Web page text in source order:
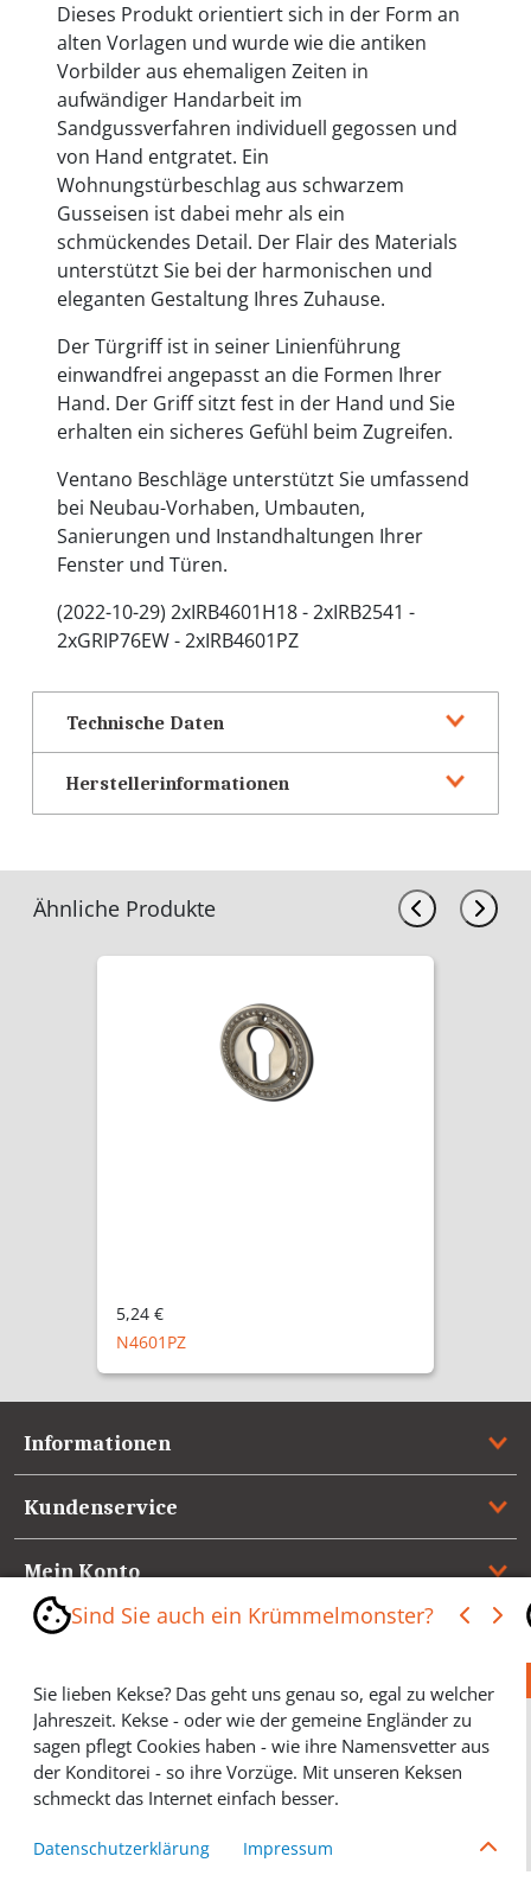
Dieses Produkt orientiert sich in der Form an
alten Vorlagen und wurde wie die antiken
Vorbilder aus ehemaligen Zeiten in
aufwändiger Handarbeit im
Sandgussverfahren individuell gegossen und
von Hand entgratet. Ein
Wohnungstürbeschlag aus schwarzem
Gusseisen ist dabei mehr als ein
schmückendes Detail. Der Flair des Materials
unterstützt Sie bei der harmonischen und
eleganten Gestaltung Ihres Zuhause.
Der Türgriff ist in seiner Linienführung
einwandfrei angepasst an die Formen Ihrer
Hand. Der Griff sitzt fest in der Hand und Sie
erhalten ein sicheres Gefühl beim Zugreifen.
Ventano Beschläge unterstützt Sie umfassend
bei Neubau-Vorhaben, Umbauten,
Sanierungen und Instandhaltungen Ihrer
Fenster und Türen.
(2022-10-29) 2xIRB4601H18 - 2xIRB2541 -
2xGRIP76EW - 2xIRB4601PZ
Technische Daten
Herstellerinformationen
Ähnliche Produkte
A4601PZ
Informationen
Kundenservice
Mein Konto
Referenzen
Medienspiegel & Presseinformationen
*** Vertrag widerrufen ***
Sind Sie auch ein Krümmelmonster?
Sie lieben Kekse? Das geht uns genau so, egal zu welcher
Jahreszeit. Kekse - oder wie der gemeine Engländer zu
sagen pflegt Cookies haben - wie ihre Namensvetter aus
der Konditorei - so ihre Vorzüge. Mit unseren Keksen
schmeckt das Internet einfach besser.
Cookies helfen Ihnen, Ihre gewünschten Artikel schneller
Datenschutzerklärung Impressum